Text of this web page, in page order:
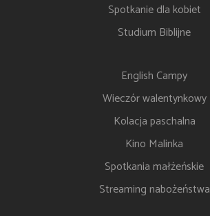
Spotkanie dla kobiet
Studium Biblijne
English Campy
Wieczór walentynkowy
Kolacja paschalna
Kino Malinka
Spotkania małżeńskie
Streaming nabożeństwa